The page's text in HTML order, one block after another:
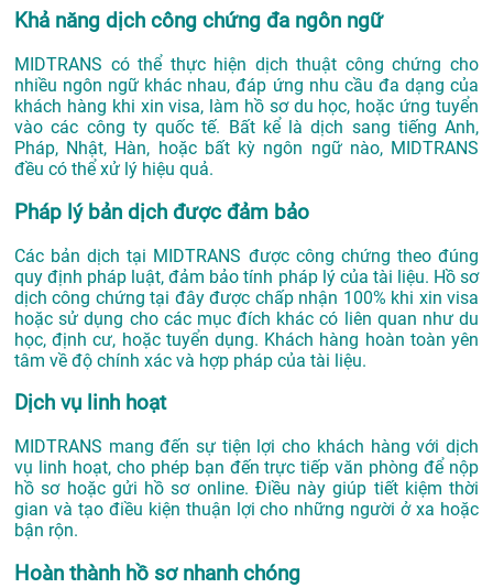
Khả năng dịch công chứng đa ngôn ngữ
MIDTRANS có thể thực hiện dịch thuật công chứng cho
nhiều ngôn ngữ khác nhau, đáp ứng nhu cầu đa dạng của
khách hàng khi xin visa, làm hồ sơ du học, hoặc ứng tuyển
vào các công ty quốc tế. Bất kể là dịch sang tiếng Anh,
Pháp, Nhật, Hàn, hoặc bất kỳ ngôn ngữ nào, MIDTRANS
đều có thể xử lý hiệu quả.
Pháp lý bản dịch được đảm bảo
Các bản dịch tại MIDTRANS được công chứng theo đúng
quy định pháp luật, đảm bảo tính pháp lý của tài liệu. Hồ sơ
dịch công chứng tại đây được chấp nhận 100% khi xin visa
hoặc sử dụng cho các mục đích khác có liên quan như du
học, định cư, hoặc tuyển dụng. Khách hàng hoàn toàn yên
tâm về độ chính xác và hợp pháp của tài liệu.
Dịch vụ linh hoạt
MIDTRANS mang đến sự tiện lợi cho khách hàng với dịch
vụ linh hoạt, cho phép bạn đến trực tiếp văn phòng để nộp
hồ sơ hoặc gửi hồ sơ online. Điều này giúp tiết kiệm thời
gian và tạo điều kiện thuận lợi cho những người ở xa hoặc
bận rộn.
Hoàn thành hồ sơ nhanh chóng